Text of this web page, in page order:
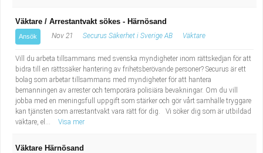
Väktare / Arrestantvakt sökes - Härnösand
Ansök Nov 21 Securus Säkerhet i Sverige AB Väktare
Vill du arbeta tillsammans med svenska myndigheter inom rättskedjan för att
bidra till en rättssäker hantering av frihetsberövande personer? Securus är ett
bolag som arbetar tillsammans med myndigheter för att hantera
bemanningen av arrester och temporära polisiära bevakningar. Om du vill
jobba med en meningsfull uppgift som stärker och gör vårt samhälle tryggare
kan tjänsten som arrestantvakt vara rätt för dig. Vi söker dig som är utbildad
väktare, el...
Visa mer
Väktare Härnösand